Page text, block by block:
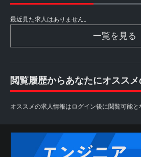
にも応じられません
1. 利用者は、本サイトを利用すること
承諾しない場合には、本サイトを利用
2. 利用者は、自らの意思に基づき本サ
のとし、本サービスの利用によって生
ついても自ら責任を負うものとします。
また、本サービスは各パートナーから
了している場合や掲載内容に差異があ
ので予めご了承下さい。
3. 利用者は、本サービスの利用にあ
最近見た求人はありません。
一覧を見る
閲覧履歴からあなたにオスス
オススメの求人情報はログイン後に閲覧可能と